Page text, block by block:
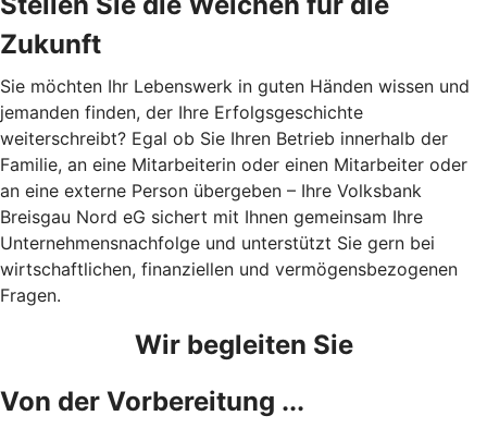
Zukunft
Sie möchten Ihr Lebenswerk in guten Händen wissen und
jemanden finden, der Ihre Erfolgsgeschichte
weiterschreibt? Egal ob Sie Ihren Betrieb innerhalb der
Familie, an eine Mitarbeiterin oder einen Mitarbeiter oder
an eine externe Person übergeben – Ihre Volksbank
Breisgau Nord eG sichert mit Ihnen gemeinsam Ihre
Unternehmensnachfolge und unterstützt Sie gern bei
wirtschaftlichen, finanziellen und vermögensbezogenen
Fragen.
Wir begleiten Sie
Von der Vorbereitung ...